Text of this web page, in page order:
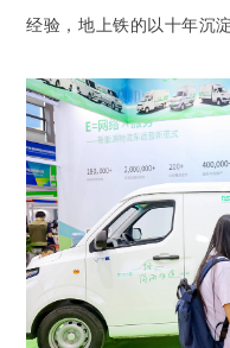
经验，地上铁的以十年沉